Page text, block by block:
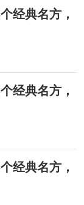
经典名方，
经典名方，
经典名方，